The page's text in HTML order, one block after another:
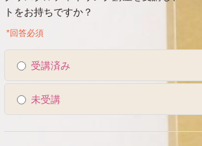
トをお持ちですか？
*回答必須
受講済み
未受講